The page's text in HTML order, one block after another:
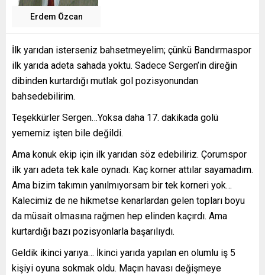
Erdem Özcan
İlk yarıdan isterseniz bahsetmeyelim; çünkü Bandırmaspor
ilk yarıda adeta sahada yoktu. Sadece Sergen’in direğin
dibinden kurtardığı mutlak gol pozisyonundan
bahsedebilirim.
Teşekkürler Sergen…Yoksa daha 17. dakikada golü
yememiz işten bile değildi.
Ama konuk ekip için ilk yarıdan söz edebiliriz. Çorumspor
ilk yarı adeta tek kale oynadı. Kaç korner attılar sayamadım.
Ama bizim takımın yanılmıyorsam bir tek korneri yok…
Kalecimiz de ne hikmetse kenarlardan gelen topları boyu
da müsait olmasına rağmen hep elinden kaçırdı. Ama
kurtardığı bazı pozisyonlarla başarılıydı.
Geldik ikinci yarıya… İkinci yarıda yapılan en olumlu iş 5
kişiyi oyuna sokmak oldu. Maçın havası değişmeye